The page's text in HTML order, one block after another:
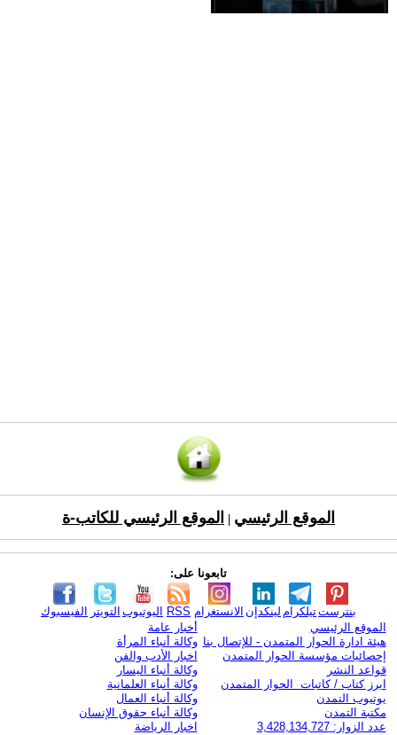
الموقع الرئيسي الموقع الرئيسي للكاتب-ة
تابعونا على:
الفيسبوك التويتر اليوتيوب RSS الانستغرام لينكدإن تيلكرامبنترست
الموقع الرئيسي
هيئة ادارة الحوار المتمدن - للإتصال بنا
إحصائيات مؤسسة الحوار المتمدن
قواعد النشر
ابرز كتاب / كاتبات الحوار المتمدن
يوتيوب التمدن
مكتبة التمدن
عدد الزوار: 3,428,134,727
أخبار عامة
وكالة أنباء المرأة
اخبار الأدب والفن
وكالة أنباء اليسار
وكالة أنباء العلمانية
وكالة أنباء العمال
وكالة أنباء حقوق الإنسان
اخبار الرياضة